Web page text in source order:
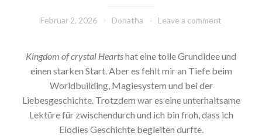
Februar 2, 2026 Donatha Leave a comment
Kingdom of crystal Heartshat eine tolle Grundidee und
einen starken Start. Aber es fehlt mir an Tiefe beim
Worldbuilding, Magiesystem und bei der
Liebesgeschichte. Trotzdem war es eine unterhaltsame
Lektüre für zwischendurch und ich bin froh, dass ich
Elodies Geschichte begleiten durfte.